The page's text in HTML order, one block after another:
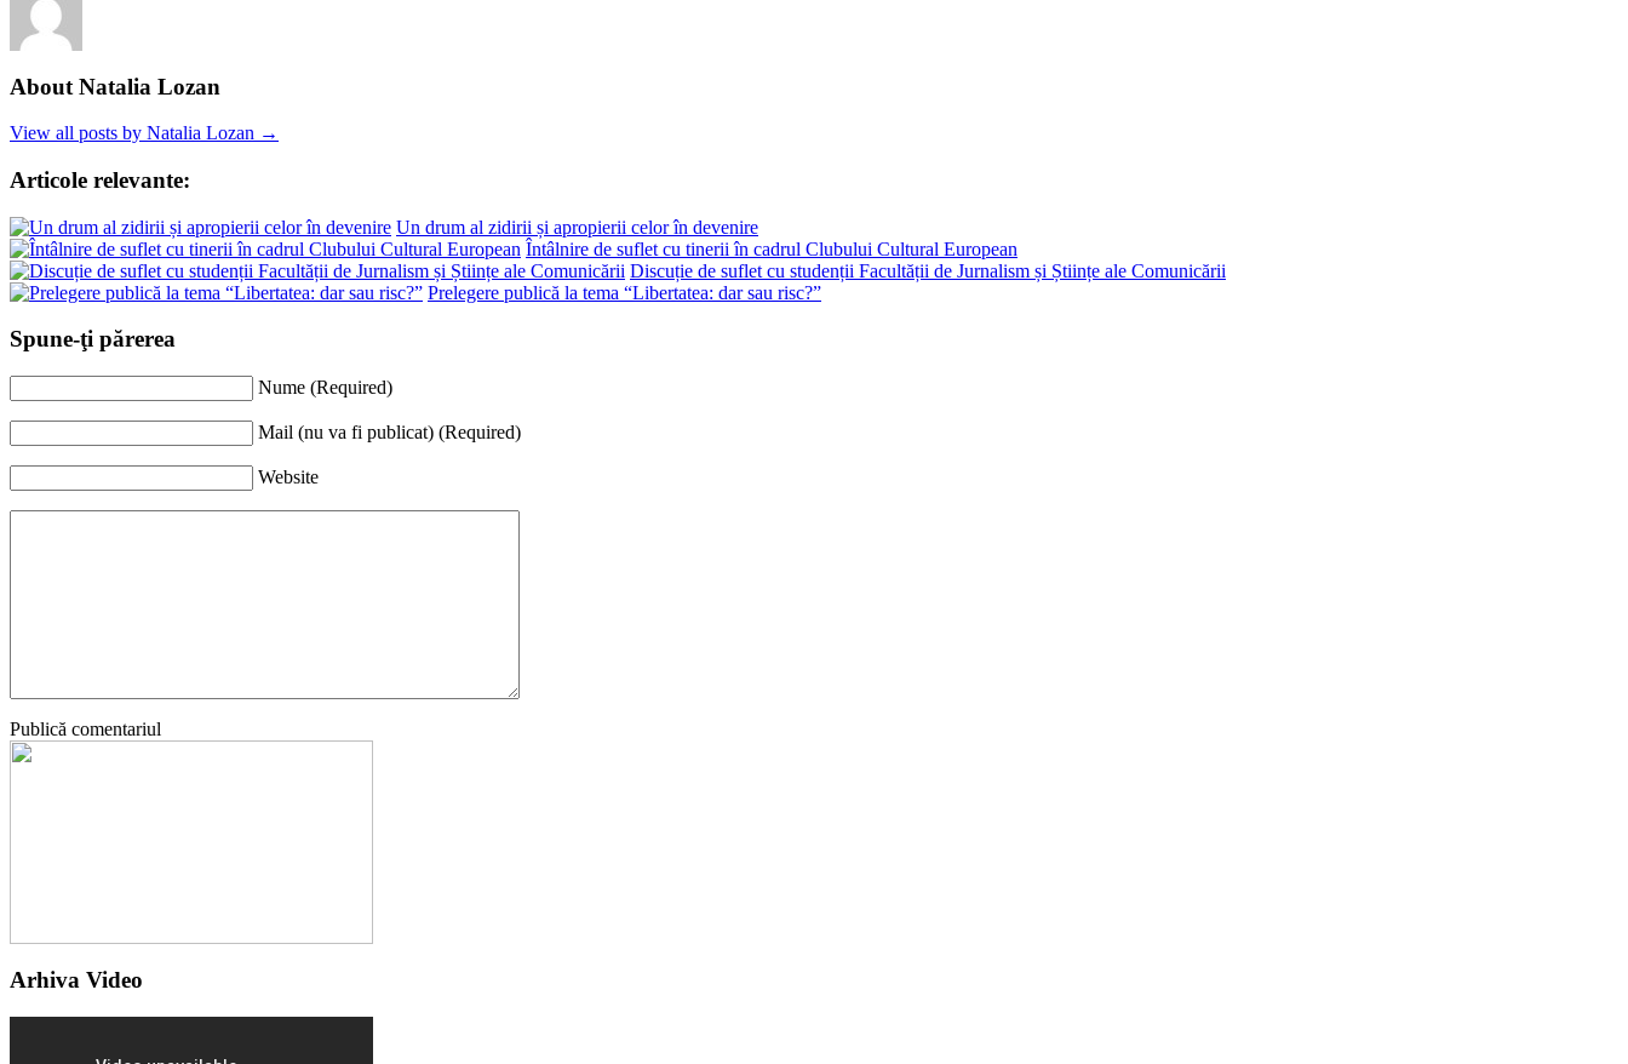
About Natalia Lozan
View all posts by Natalia Lozan →
Articole relevante:
Un drum al zidirii și apropierii celor în devenire
Întâlnire de suflet cu tinerii în cadrul Clubului Cultural European
Discuție de suflet cu studenții Facultății de Jurnalism și Științe ale Comunicării
Prelegere publică la tema “Libertatea: dar sau risc?”
Spune-ţi părerea
Nume (Required)
Mail (nu va fi publicat) (Required)
Website
Publică comentariul
Arhiva Video